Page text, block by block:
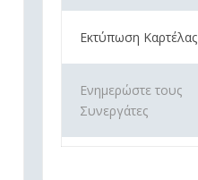
Εκτύπωση Καρτέλας
Ενημερώστε τους
Συνεργάτες